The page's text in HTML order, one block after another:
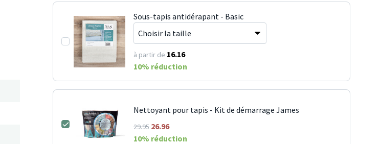
Sous-tapis antidérapant - Basic
à partir de 16.16
10% réduction
Nettoyant pour tapis - Kit de démarrage James
29.95 26.96
10% réduction